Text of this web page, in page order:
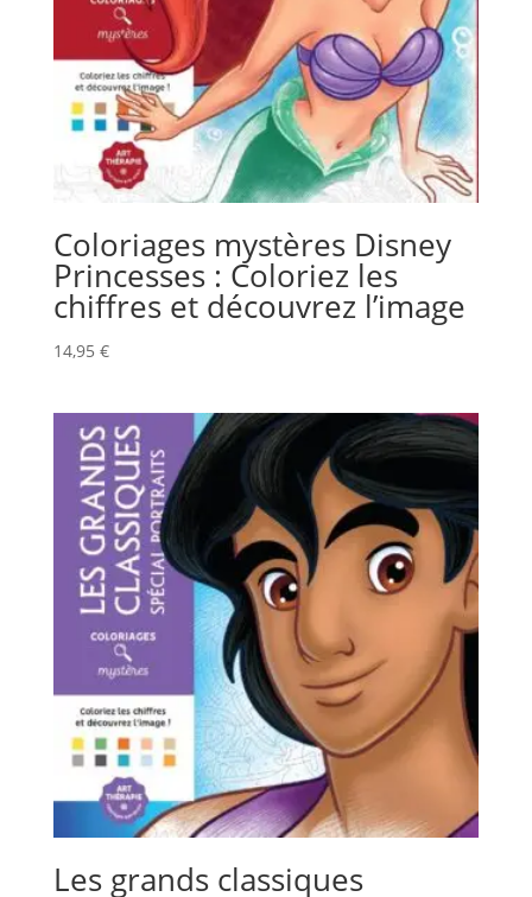
Coloriages mystères Disney
Princesses : Coloriez les
chiffres et découvrez l’image
14,95 €
Les grands classiques